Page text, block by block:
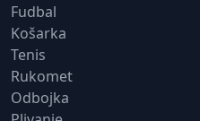
Fudbal
Košarka
Tenis
Rukomet
Odbojka